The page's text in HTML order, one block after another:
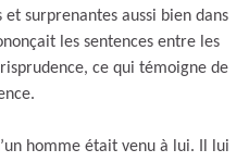
et surprenantes aussi bien dans
les sentences entre les
ce qui témoigne de
homme était venu à lui. Il lui